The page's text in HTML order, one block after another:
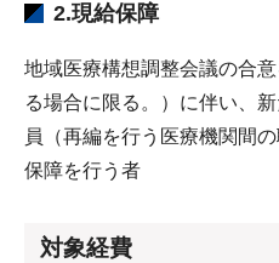
2.現給保障
地域医療構想調整会議の合
る場合に限る。）に伴い、
員（再編を行う医療機関間
保障を行う者
対象経費